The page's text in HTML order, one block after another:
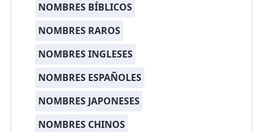
NOMBRES BÍBLICOS
NOMBRES RAROS
NOMBRES INGLESES
NOMBRES ESPAÑOLES
NOMBRES JAPONESES
NOMBRES CHINOS